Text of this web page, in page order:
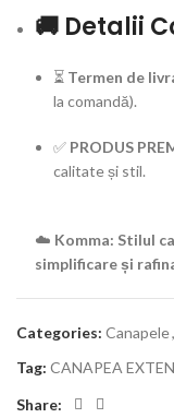
🚚 Detalii
⏳ Termen de
la comandă).
✅ PRODUS
calitate și stil.
☁️ Komma: Stilul
simplificare și
Categories: Canapele,
Tag: CANAPEA
Share: